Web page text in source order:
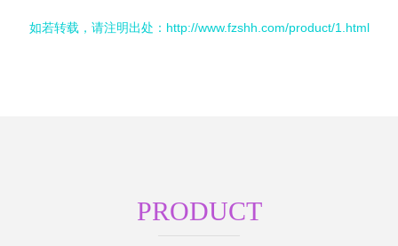
如若转载，请注明出处：http://www.fzshh.com/product/1.html
PRODUCT